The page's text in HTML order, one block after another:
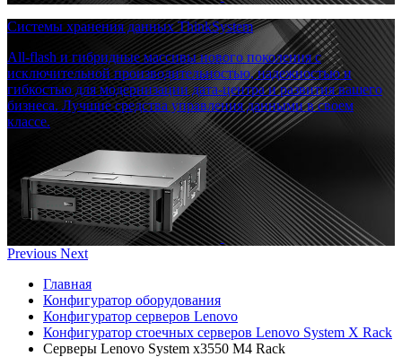
Системы хранения данных ThinkSystem
All-flash и гибридные массивы нового поколения с
исключительной производительностью, надежностью и
гибкостью для модернизации дата-центра и развития вашего
бизнеса. Лучшие средства управления данными в своем
классе.
Previous Next
Главная
Конфигуратор оборудования
Конфигуратор серверов Lenovo
Конфигуратор стоечных серверов Lenovo System X Rack
Серверы Lenovo System x3550 M4 Rack